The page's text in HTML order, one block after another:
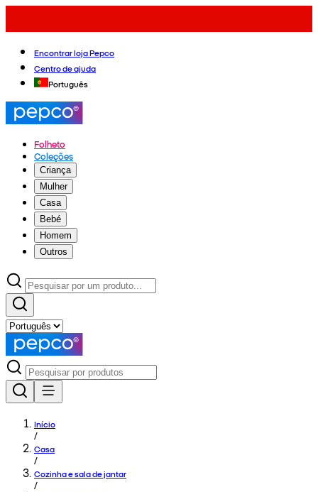
Encontrar loja Pepco
Centro de ajuda
Português
Folheto
Coleções
Criança
Mulher
Casa
Bebé
Homem
Outros
Início
/
Casa
/
Cozinha e sala de jantar
/